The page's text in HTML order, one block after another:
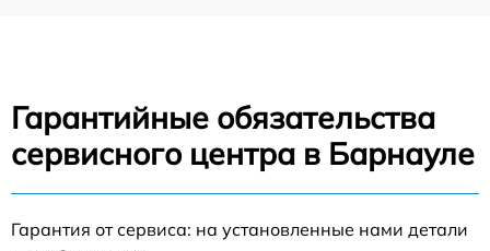
Гарантийные обязательства
сервисного центра в Барнауле
Гарантия от сервиса: на установленные нами детали